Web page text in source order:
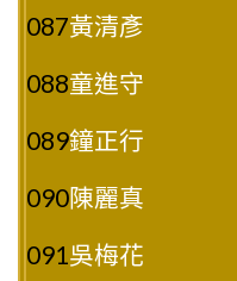
087黃清彥
088童進守
089鐘正行
090陳麗真
091 吳梅花